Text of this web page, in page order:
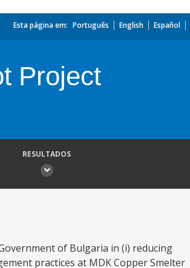
Esta página em: Português English Español
Project
RESULTADOS
of Bulgaria in (i) reducing
practices at MDK Copper Smelter